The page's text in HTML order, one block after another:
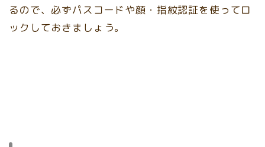
るので、必ずパスコードや顔・指紋認証を使ってロ
ックしておきましょう。